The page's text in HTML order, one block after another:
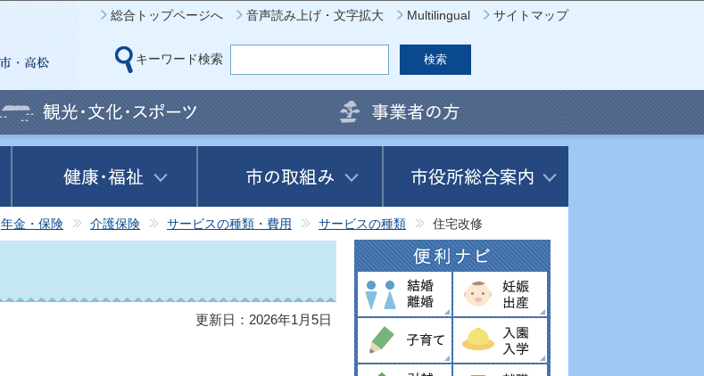
このページの本文へ移動
総合トップページへ 音声読み上げ・文字拡大 Multilingual サイトマップ
キーワード検索
年金・保険 介護保険 サービスの種類・費用 サービスの種類 住宅改修
更新日：2026年1月5日